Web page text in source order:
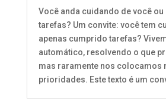
Você anda cuidando de você
tarefas? Um convite: você tem
apenas cumprido tarefas?
automático, resolvendo o que
mas raramente nos colocamos
prioridades. Este texto é um